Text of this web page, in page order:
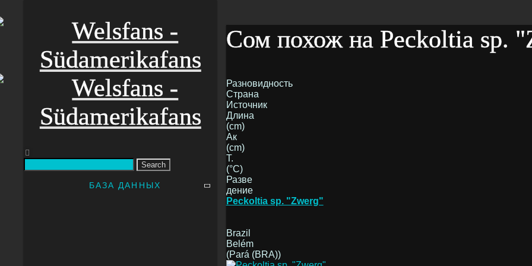
Search
БАЗА ДАННЫХ
Сом похож на Peckoltia sp.
Разновидность
Страна
Источник
Длина
(cm)
Ак
(cm)
T.
(°C)
Разве
дение
Peckoltia sp. "Zwerg"
Brazil
Belém
(Pará (BRA))